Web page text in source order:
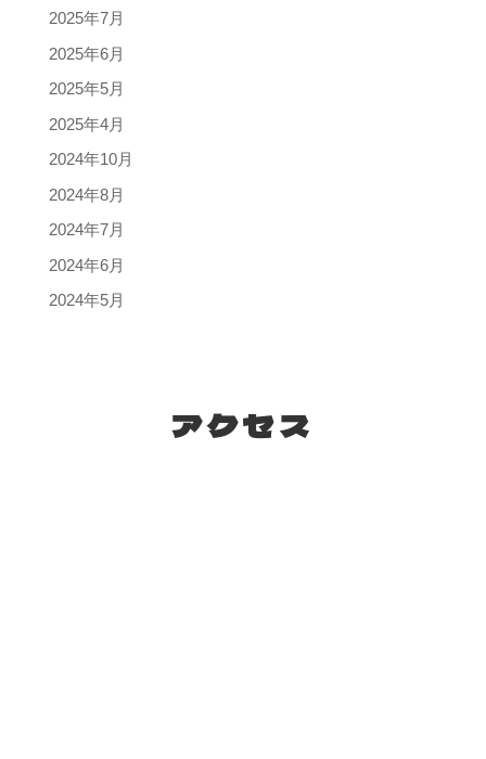
2025年7月
2025年6月
2025年5月
2025年4月
2024年10月
2024年8月
2024年7月
2024年6月
2024年5月
アクセス